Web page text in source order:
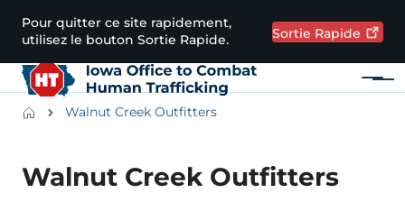
Passer au contenu principal
Pour quitter ce site rapidement,
utilisez le bouton Sortie Rapide.
Sortie Rapide
Menu
Main navigation
BreadcrumbsWalnut Creek Outfitters
Walnut Creek Outfitters